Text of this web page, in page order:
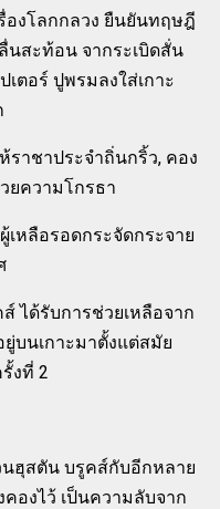
งโลกกลวง ยืนยันทฤษฎี
นสะท้อน จากระเบิดสั่น
ตอร์ ปูพรมลงใส่เกาะ
ราชาประจำถิ่นกริ้ว, คอง
ยความโกรธา
เหลือรอดกระจัดกระจาย
ได้รับการช่วยเหลือจาก
บนเกาะมาตั้งแต่สมัย
งที่ 2
ฮุสตัน บรูคส์กับอีกหลาย
คองไว้ เป็นความลับจาก